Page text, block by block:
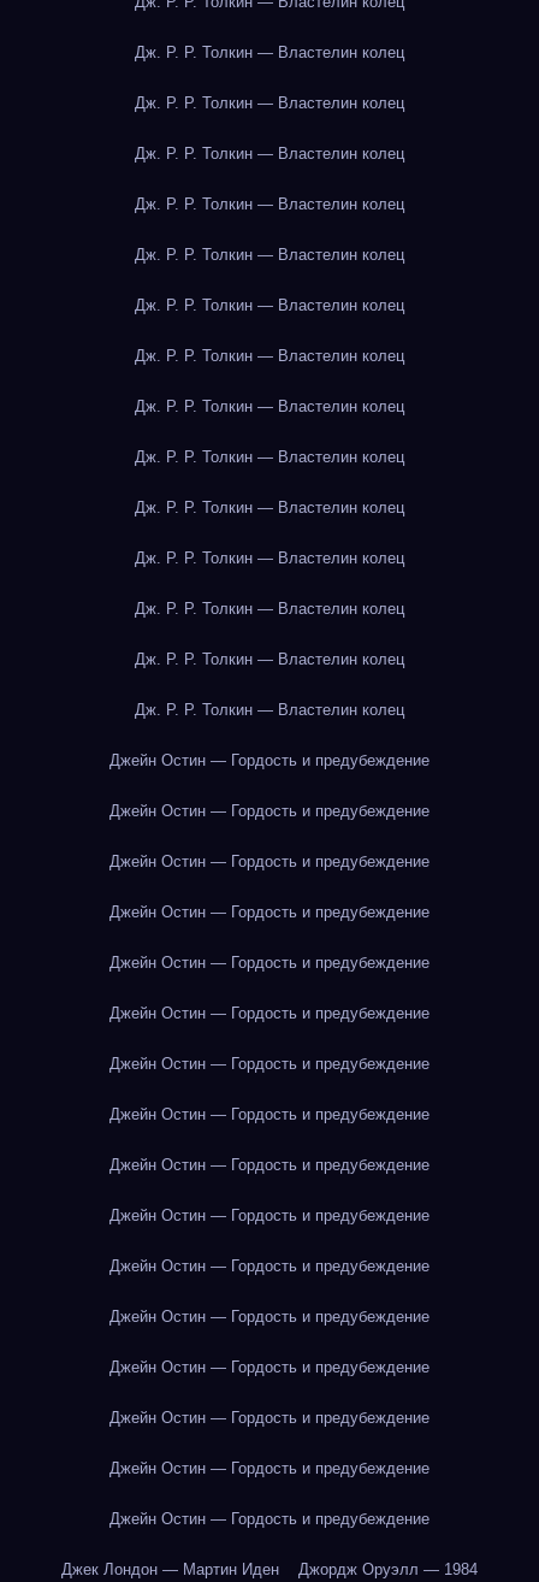
Дж. Р. Р. Толкин — Властелин колец
Дж. Р. Р. Толкин — Властелин колец
Дж. Р. Р. Толкин — Властелин колец
Дж. Р. Р. Толкин — Властелин колец
Дж. Р. Р. Толкин — Властелин колец
Дж. Р. Р. Толкин — Властелин колец
Дж. Р. Р. Толкин — Властелин колец
Дж. Р. Р. Толкин — Властелин колец
Дж. Р. Р. Толкин — Властелин колец
Дж. Р. Р. Толкин — Властелин колец
Дж. Р. Р. Толкин — Властелин колец
Дж. Р. Р. Толкин — Властелин колец
Дж. Р. Р. Толкин — Властелин колец
Дж. Р. Р. Толкин — Властелин колец
Джейн Остин — Гордость и предубеждение
Джейн Остин — Гордость и предубеждение
Джейн Остин — Гордость и предубеждение
Джейн Остин — Гордость и предубеждение
Джейн Остин — Гордость и предубеждение
Джейн Остин — Гордость и предубеждение
Джейн Остин — Гордость и предубеждение
Джейн Остин — Гордость и предубеждение
Джейн Остин — Гордость и предубеждение
Джейн Остин — Гордость и предубеждение
Джейн Остин — Гордость и предубеждение
Джейн Остин — Гордость и предубеждение
Джейн Остин — Гордость и предубеждение
Джейн Остин — Гордость и предубеждение
Джейн Остин — Гордость и предубеждение
Джейн Остин — Гордость и предубеждение
Джек Лондон — Мартин Иден Джордж Оруэлл — 1984